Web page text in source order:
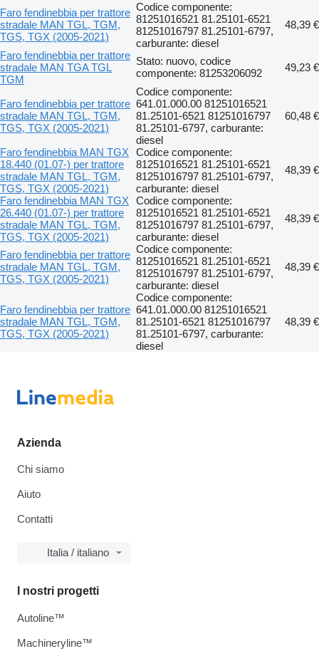
Faro fendinebbia per trattore
stradale MAN TGL, TGM,
TGS, TGX (2005-2021)
Codice componente:
81251016521 81.25101-6521
81251016797 81.25101-6797,
carburante: diesel
48,39 €
Faro fendinebbia per trattore
stradale MAN TGA TGL
TGM
Stato: nuovo, codice
componente: 81253206092
49,23 €
Faro fendinebbia per trattore
stradale MAN TGL, TGM,
TGS, TGX (2005-2021)
Codice componente:
641.01.000.00 81251016521
81.25101-6521 81251016797
81.25101-6797, carburante:
diesel
60,48 €
Faro fendinebbia MAN TGX
18.440 (01.07-) per trattore
stradale MAN TGL, TGM,
TGS, TGX (2005-2021)
Codice componente:
81251016521 81.25101-6521
81251016797 81.25101-6797,
carburante: diesel
48,39 €
Faro fendinebbia MAN TGX
26.440 (01.07-) per trattore
stradale MAN TGL, TGM,
TGS, TGX (2005-2021)
Codice componente:
81251016521 81.25101-6521
81251016797 81.25101-6797,
carburante: diesel
48,39 €
Faro fendinebbia per trattore
stradale MAN TGL, TGM,
TGS, TGX (2005-2021)
Codice componente:
81251016521 81.25101-6521
81251016797 81.25101-6797,
carburante: diesel
48,39 €
Faro fendinebbia per trattore
stradale MAN TGL, TGM,
TGS, TGX (2005-2021)
Codice componente:
641.01.000.00 81251016521
81.25101-6521 81251016797
81.25101-6797, carburante:
diesel
48,39 €
Azienda
Chi siamo
Aiuto
Contatti
Italia / italiano
I nostri progetti
Autoline™
Machineryline™